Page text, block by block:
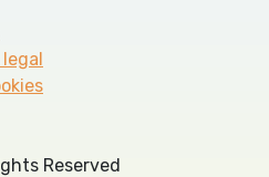
Reserved